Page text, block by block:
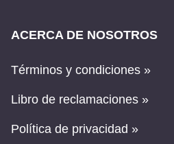
ACERCA DE NOSOTROS
Términos y condiciones »
Libro de reclamaciones »
Política de privacidad »